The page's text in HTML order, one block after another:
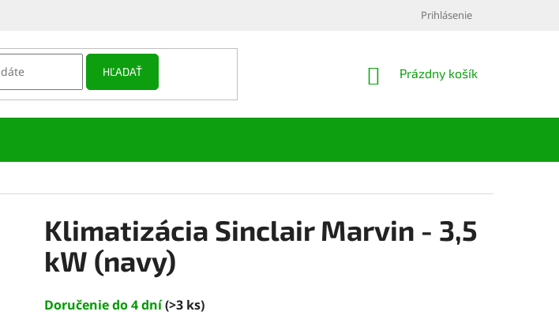
Prihlásenie
HĽADAŤ
NÁKUPNÝ
Prázdny košík
Klimatizácia Sinclair Marvin - 3,5
kW (navy)
Doručenie do 4 dní(>3 ks)